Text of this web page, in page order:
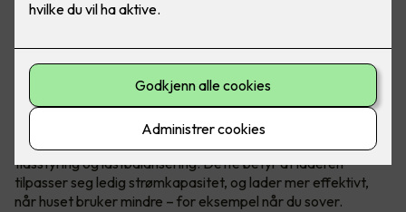
Flere og flere produsenter går mot smarte elbilladere, som
lader både raskere og mer effektivt. De smarte laderne er
koblet opp mot nett og gir blant annet raskere lading,
tidsstyring og lastbalansering. Dette betyr at laderen
tilpasser seg ledig strømkapasitet, og lader mer effektivt,
når huset bruker mindre – for eksempel når du sover.